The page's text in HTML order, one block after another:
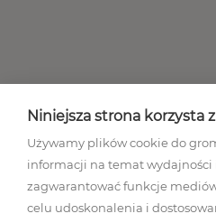
Regulamin akcji
Polityka prywatności
Regulamin
Niniejsza strona korzysta
Używamy plików cookie do
informacji na temat wydajności
zagwarantować funkcje
celu udoskonalenia i